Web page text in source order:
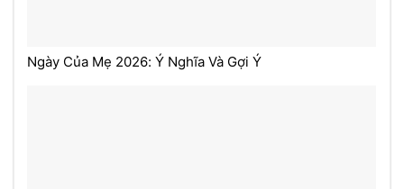
Ngày Của Mẹ 2026: Ý Nghĩa Và Gợi Ý